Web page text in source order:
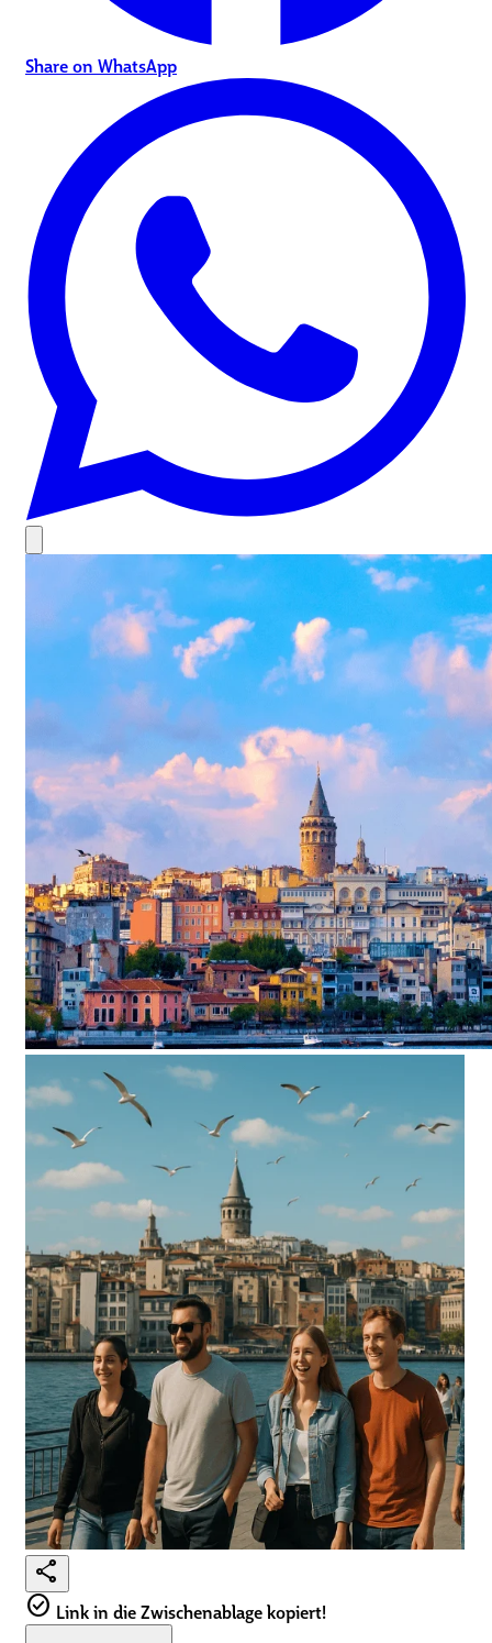
Share on WhatsApp
share
check_circle Link in die Zwischenablage kopiert!